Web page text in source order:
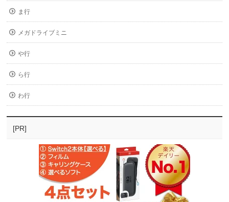
ま行
メガドライブミニ
や行
ら行
わ行
[PR]